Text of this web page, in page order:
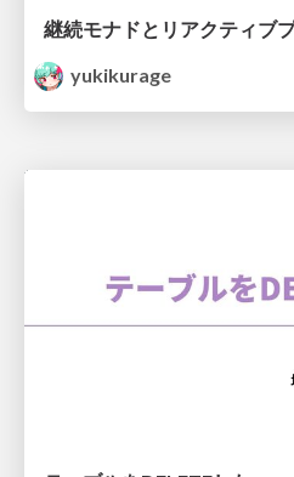
継続モナドとリアクティブ
yukikurage